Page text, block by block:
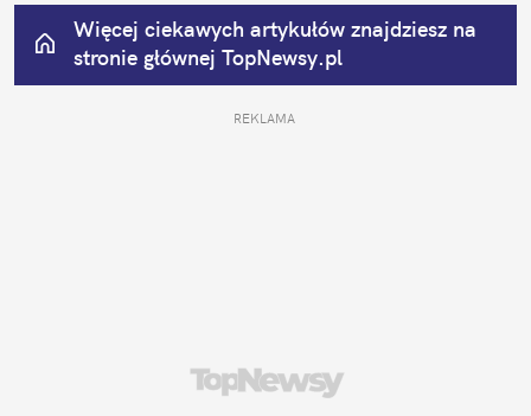
Więcej ciekawych artykułów znajdziesz na
stronie głównej TopNewsy.pl
REKLAMA